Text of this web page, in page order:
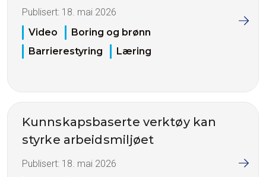
Publisert: 18. mai 2026
Video
Boring og brønn
Barrierestyring
Læring
Kunnskapsbaserte verktøy kan
styrke arbeidsmiljøet
Publisert: 18. mai 2026